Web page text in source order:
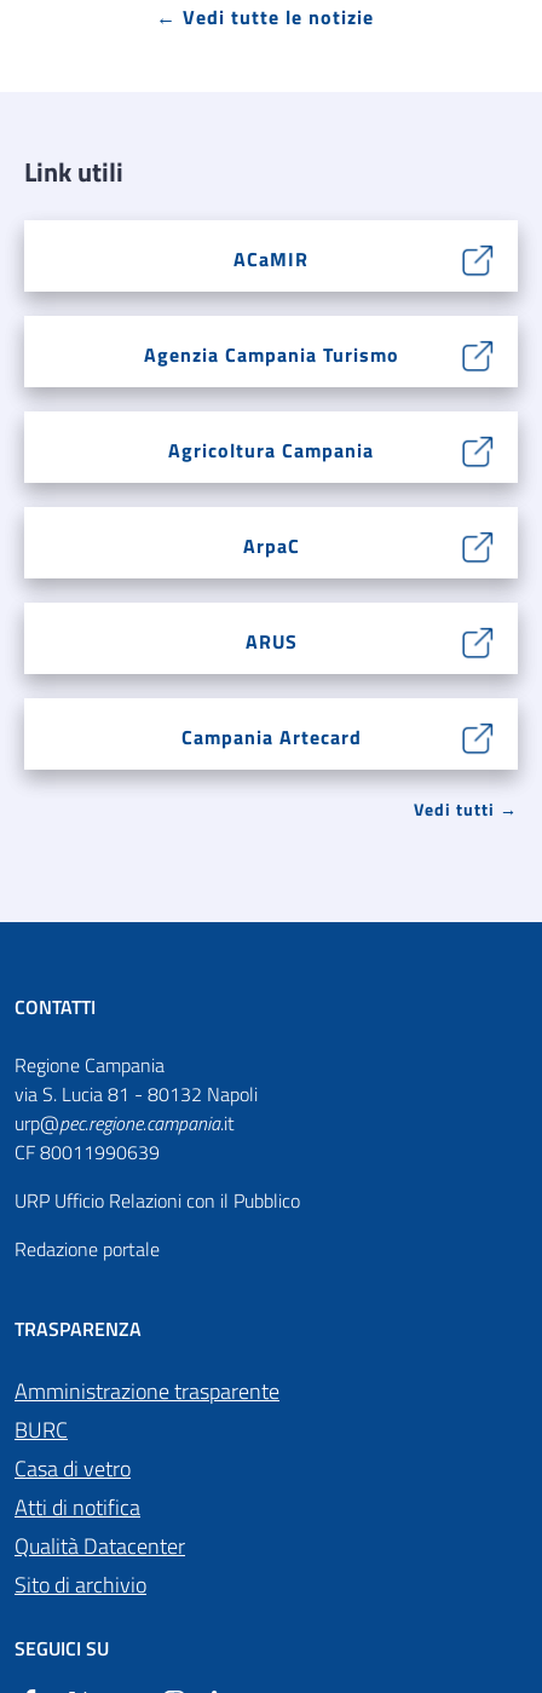
← Vedi tutte le notizie
Link utili
ACaMIR
Agenzia Campania Turismo
Agricoltura Campania
ArpaC
ARUS
Campania Artecard
Vedi tutti →
CONTATTI
Regione Campania
via S. Lucia 81 - 80132 Napoli
urp@pec.regione.campania.it
CF 80011990639
URP Ufficio Relazioni con il Pubblico
Redazione portale
TRASPARENZA
Amministrazione trasparente
BURC
Casa di vetro
Atti di notifica
Qualità Datacenter
Sito di archivio
SEGUICI SU